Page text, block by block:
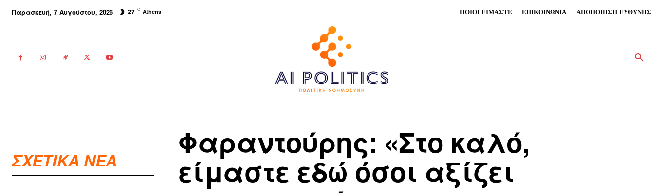
Παρασκευή, 7 Αυγούστου, 2026 27 C Athens ΠΟΙΟΙ ΕΙΜΑΣΤΕ ΕΠΙΚΟΙΝΩΝΙΑ ΑΠΟΠΟΙΗΣΗ ΕΥΘΥΝΗΣ
ΣΧΕΤΙΚΑ ΝΕΑ Φαραντούρης: «Στο καλό,
είμαστε εδώ όσοι αξίζει